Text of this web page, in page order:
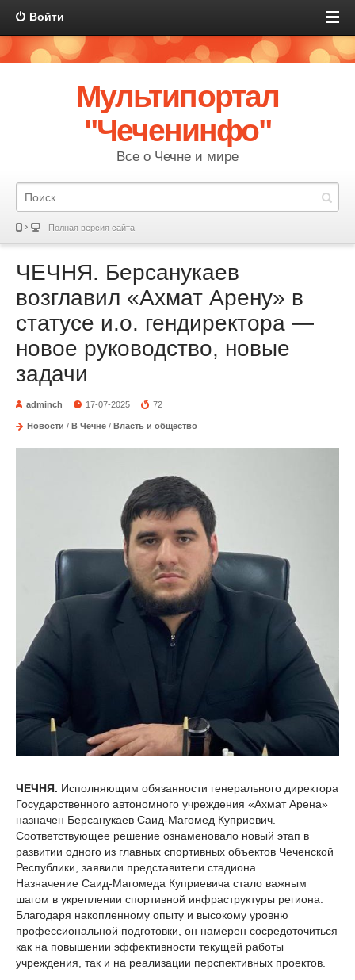
Войти
Мультипортал
"Чеченинфо"
Все о Чечне и мире
Полная версия сайта
ЧЕЧНЯ. Берсанукаев
возглавил «Ахмат Арену» в
статусе и.о. гендиректора —
новое руководство, новые
задачи
adminch 17-07-2025 72
Новости / В Чечне / Власть и общество
ЧЕЧНЯ. Исполняющим обязанности генерального директора
Государственного автономного учреждения «Ахмат Арена»
назначен Берсанукаев Саид-Магомед Куприевич.
Соответствующее решение ознаменовало новый этап в
развитии одного из главных спортивных объектов Чеченской
Республики, заявили представители стадиона.
Назначение Саид-Магомеда Куприевича стало важным
шагом в укреплении спортивной инфраструктуры региона.
Благодаря накопленному опыту и высокому уровню
профессиональной подготовки, он намерен сосредоточиться
как на повышении эффективности текущей работы
учреждения, так и на реализации перспективных проектов.